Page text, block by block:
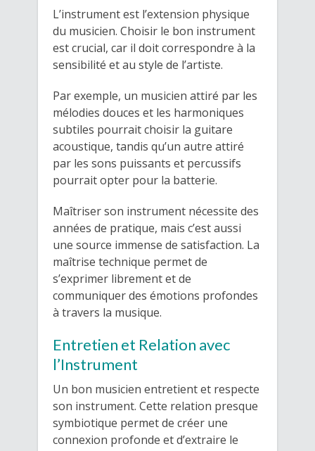
L’instrument est l’extension physique
du musicien. Choisir le bon instrument
est crucial, car il doit correspondre à la
sensibilité et au style de l’artiste.
Par exemple, un musicien attiré par les
mélodies douces et les harmoniques
subtiles pourrait choisir la guitare
acoustique, tandis qu’un autre attiré
par les sons puissants et percussifs
pourrait opter pour la batterie.
Maîtriser son instrument nécessite des
années de pratique, mais c’est aussi
une source immense de satisfaction. La
maîtrise technique permet de
s’exprimer librement et de
communiquer des émotions profondes
à travers la musique.
Entretien et Relation avec
l’Instrument
Un bon musicien entretient et respecte
son instrument. Cette relation presque
symbiotique permet de créer une
connexion profonde et d’extraire le